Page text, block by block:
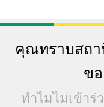
คุณทราบสถ
ข
ทำไมไม่เข้า